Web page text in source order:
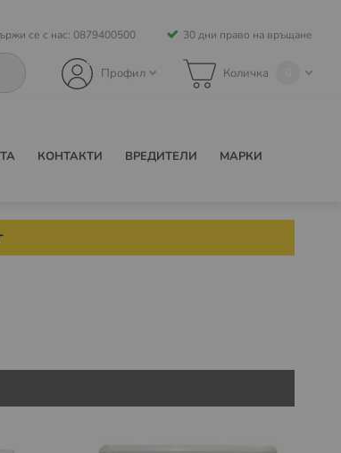
се с нас: 0879400500 30 дни право на връщане
Количка
Профил
КОНТАКТИ ВРЕДИТЕЛИ МАРКИ